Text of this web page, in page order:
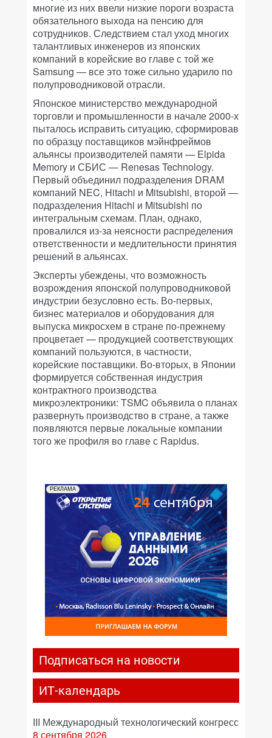
многие из них ввели низкие пороги возраста
обязательного выхода на пенсию для
сотрудников. Следствием стал уход многих
талантливых инженеров из японских
компаний в корейские во главе с той же
Samsung — все это тоже сильно ударило по
полупроводниковой отрасли.
Японское министерство международной
торговли и промышленности в начале 2000-х
пыталось исправить ситуацию, сформировав
по образцу поставщиков мэйнфреймов
альянсы производителей памяти — Elpida
Memory и СБИС — Renesas Technology.
Первый объединил подразделения DRAM
компаний NEC, Hitachi и Mitsubishi, второй —
подразделения Hitachi и Mitsubishi по
интегральным схемам. План, однако,
провалился из-за неясности распределения
ответственности и медлительности принятия
решений в альянсах.
Эксперты убеждены, что возможность
возрождения японской полупроводниковой
индустрии безусловно есть. Во-первых,
бизнес материалов и оборудования для
выпуска микросхем в стране по-прежнему
процветает — продукцией соответствующих
компаний пользуются, в частности,
корейские поставщики. Во-вторых, в Японии
формируется собственная индустрия
контрактного производства
микроэлектроники: TSMC объявила о планах
развернуть производство в стране, а также
появляются первые локальные компании
того же профиля во главе с Rapidus.
РЕКЛАМА
Подписаться на новости
ИТ-календарь
III Международный технологический конгресс
8 сентября 2026